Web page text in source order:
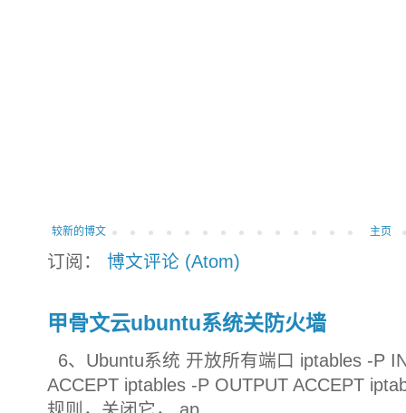
较新的博文 主页
订阅： 博文评论 (Atom)
甲骨文云ubuntu系统关防火墙
6、Ubuntu系统 开放所有端口 iptables -P
ACCEPT iptables -P OUTPUT ACCEPT